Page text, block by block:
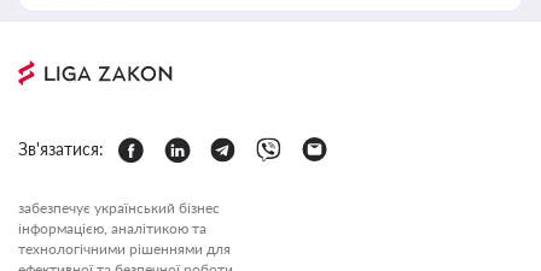
Зв'язатися:
забезпечує український бізнес
інформацією, аналітикою та
технологічними рішеннями для